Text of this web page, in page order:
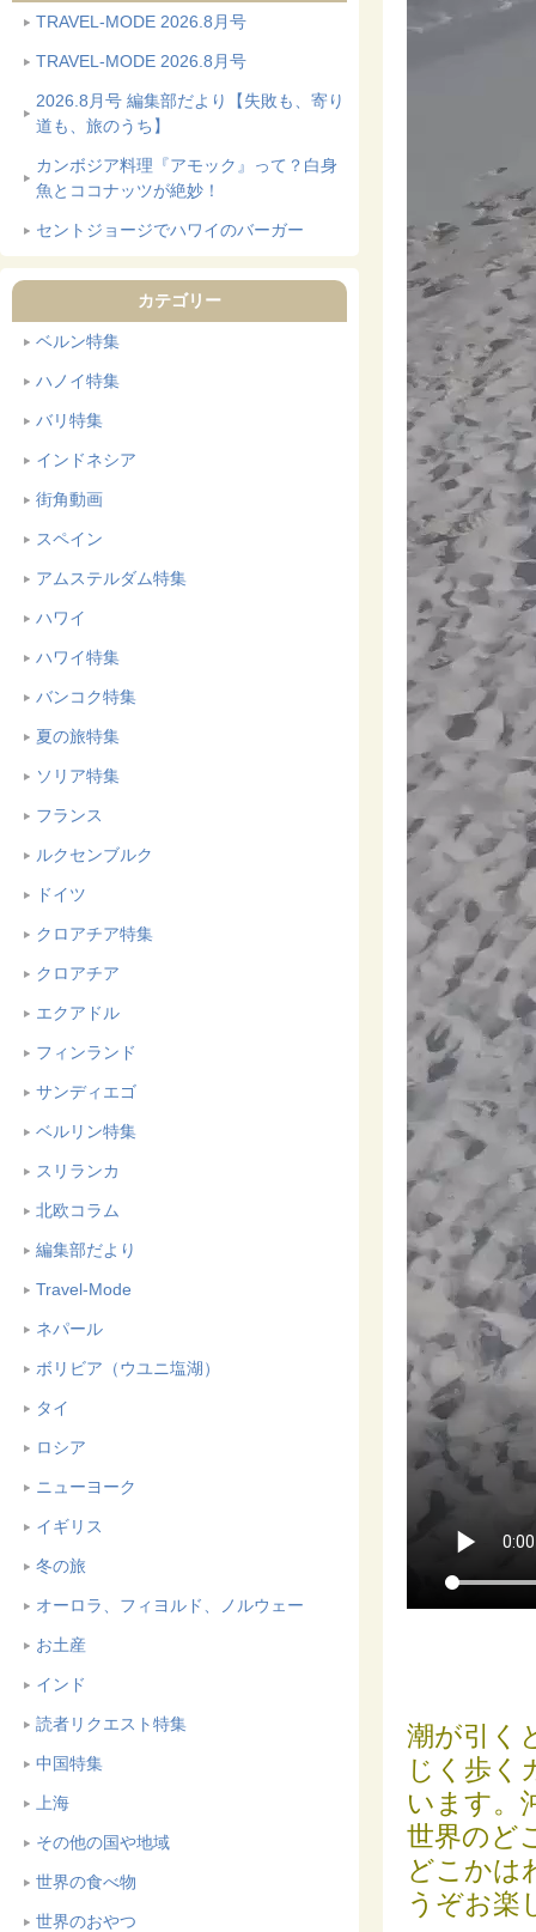
TRAVEL-MODE 2026.8月号
TRAVEL-MODE 2026.8月号
2026.8月号 編集部だより【失敗も、寄り
道も、旅のうち】
カンボジア料理『アモック』って？白身
魚とココナッツが絶妙！
セントジョージでハワイのバーガー
カテゴリー
ベルン特集
ハノイ特集
バリ特集
インドネシア
街角動画
スペイン
アムステルダム特集
ハワイ
ハワイ特集
バンコク特集
夏の旅特集
ソリア特集
フランス
ルクセンブルク
ドイツ
クロアチア特集
クロアチア
エクアドル
フィンランド
サンディエゴ
ベルリン特集
スリランカ
北欧コラム
編集部だより
Travel-Mode
ネパール
ボリビア（ウユニ塩湖）
タイ
ロシア
ニューヨーク
イギリス
冬の旅
オーロラ、フィヨルド、ノルウェー
お土産
インド
読者リクエスト特集
中国特集
上海
その他の国や地域
世界の食べ物
世界のおやつ
潮が引く
じく歩く
います。
世界のど
どこかは
うぞお楽